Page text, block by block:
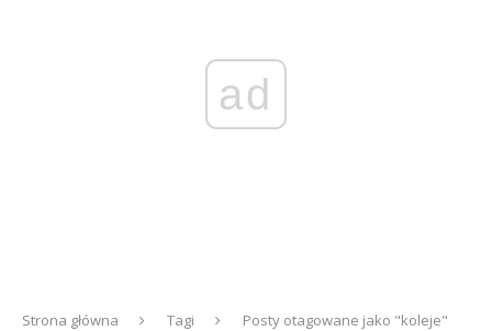
ad
Strona główna Tagi Posty otagowane jako "koleje"